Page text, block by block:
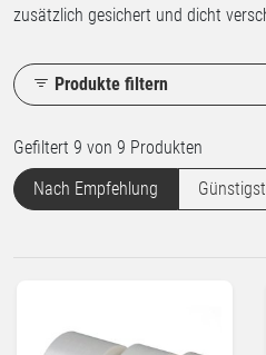
zusätzlich gesichert und dicht
Produkte filtern
Gefiltert 9 von 9 Produkten
Nach Empfehlung